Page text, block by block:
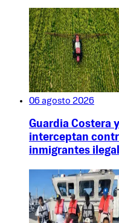
06 agosto 2026
Guardia Costera
interceptan
inmigrantes